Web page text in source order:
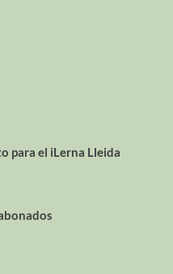
para el iLerna Lleida